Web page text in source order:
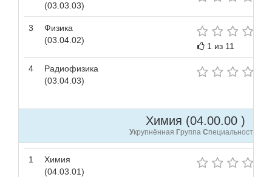
(03.03.03)
3
Физика
(03.04.02)
1 из 11
4
Радиофизика
(03.04.03)
Химия (04.00.00 )
Укрупнённая Группа Специальностей
1
Химия
(04.03.01)